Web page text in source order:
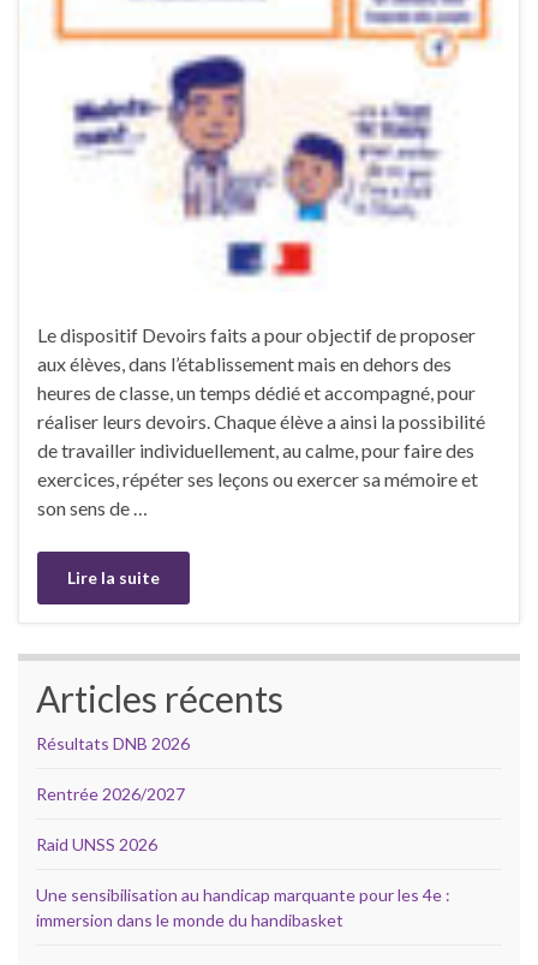
Le dispositif Devoirs faits a pour objectif de proposer
aux élèves, dans l’établissement mais en dehors des
heures de classe, un temps dédié et accompagné, pour
réaliser leurs devoirs. Chaque élève a ainsi la possibilité
de travailler individuellement, au calme, pour faire des
exercices, répéter ses leçons ou exercer sa mémoire et
son sens de …
Lire la suite
Articles récents
Résultats DNB 2026
Rentrée 2026/2027
Raid UNSS 2026
Une sensibilisation au handicap marquante pour les 4e :
immersion dans le monde du handibasket